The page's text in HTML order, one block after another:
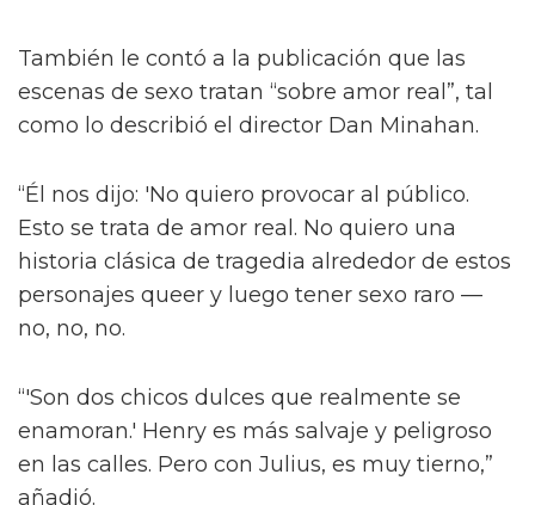
También le contó a la publicación que las
escenas de sexo tratan “sobre amor real”, tal
como lo describió el director Dan Minahan.
“Él nos dijo: 'No quiero provocar al público.
Esto se trata de amor real. No quiero una
historia clásica de tragedia alrededor de estos
personajes queer y luego tener sexo raro —
no, no, no.
“'Son dos chicos dulces que realmente se
enamoran.' Henry es más salvaje y peligroso
en las calles. Pero con Julius, es muy tierno,”
añadió.